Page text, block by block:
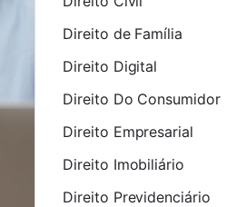
Direito de Família
Direito Digital
Direito Do Consumidor
Direito Empresarial
Direito Imobiliário
Direito Previdenciário